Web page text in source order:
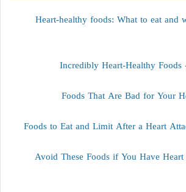
Heart-healthy foods: What to eat and
Foods That Are Bad for Your
Foods to Eat and Limit After a Heart
Avoid These Foods if You Have